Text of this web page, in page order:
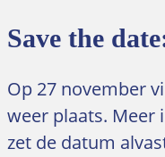
Save the
Op 27 november
weer plaats. Meer
zet de datum